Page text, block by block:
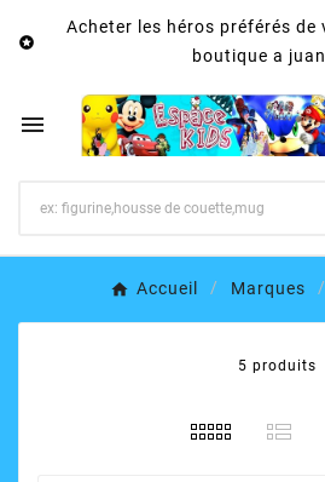

Acheter les héros préférés
boutique a

Accueil Marques
5 produits